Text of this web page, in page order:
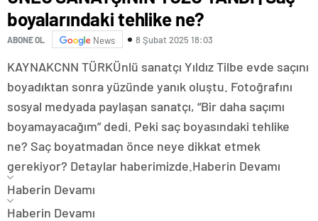
boyalarındaki tehlike ne?
ABONE OL News 8 Şubat 2025 18:03
KAYNAKCNN TÜRKÜnlü sanatçı Yıldız Tilbe evde saçını
boyadıktan sonra yüzünde yanık oluştu. Fotoğrafını
sosyal medyada paylaşan sanatçı, “Bir daha saçımı
boyamayacağım” dedi. Peki saç boyasındaki tehlike
ne? Saç boyatmadan önce neye dikkat etmek
gerekiyor? Detaylar haberimizde. Haberin Devamı
Haberin Devamı
Haberin Devamı